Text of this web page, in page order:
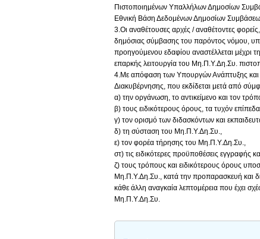
Πιστοποιημένων Υπαλλήλων Δημοσίων
Εθνική Βάση Δεδομένων Δημοσίων
3.Οι αναθέτουσες αρχές / αναθέτοντες
δημόσιας σύμβασης του παρόντος νόμου,
προηγούμενου εδαφίου αναστέλλεται μέχρι
επαρκής λειτουργία του Μη.Π.Υ.Δη.Συ.
4.Με απόφαση των Υπουργών Ανάπτυξης και
Διακυβέρνησης, που εκδίδεται μετά από
α) την οργάνωση, το αντικείμενο και τον
β) τους ειδικότερους όρους, τα τυχόν
γ) τον ορισμό των διδασκόντων και
δ) τη σύσταση του Μη.Π.Υ.Δη.Συ.,
ε) τον φορέα τήρησης του Μη.Π.Υ.Δη.Συ.,
στ) τις ειδικότερες προϋποθέσεις εγγραφής
ζ) τους τρόπους και ειδικότερους όρους
Μη.Π.Υ.Δη.Συ., κατά την προπαρασκευή και
κάθε άλλη αναγκαία λεπτομέρεια που έχει
Μη.Π.Υ.Δη.Συ.